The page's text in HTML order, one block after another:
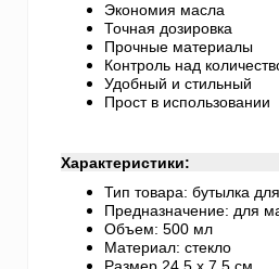
Экономия масла
Точная дозировка
Прочные материалы
Контроль над
Удобный и стильный
Прост в использовании
Характеристики:
Тип товара: бутылка
Предназначение: для
Объем: 500 мл
Материал: стекло